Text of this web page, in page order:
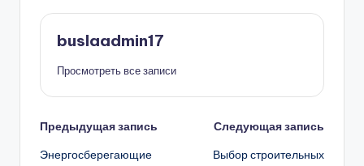
buslaadmin17
Просмотреть все записи
Навигация
Предыдущая запись
Энергосберегающие
Следующая запись
Выбор строительных